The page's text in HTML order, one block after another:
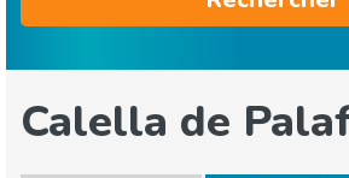
Calella de